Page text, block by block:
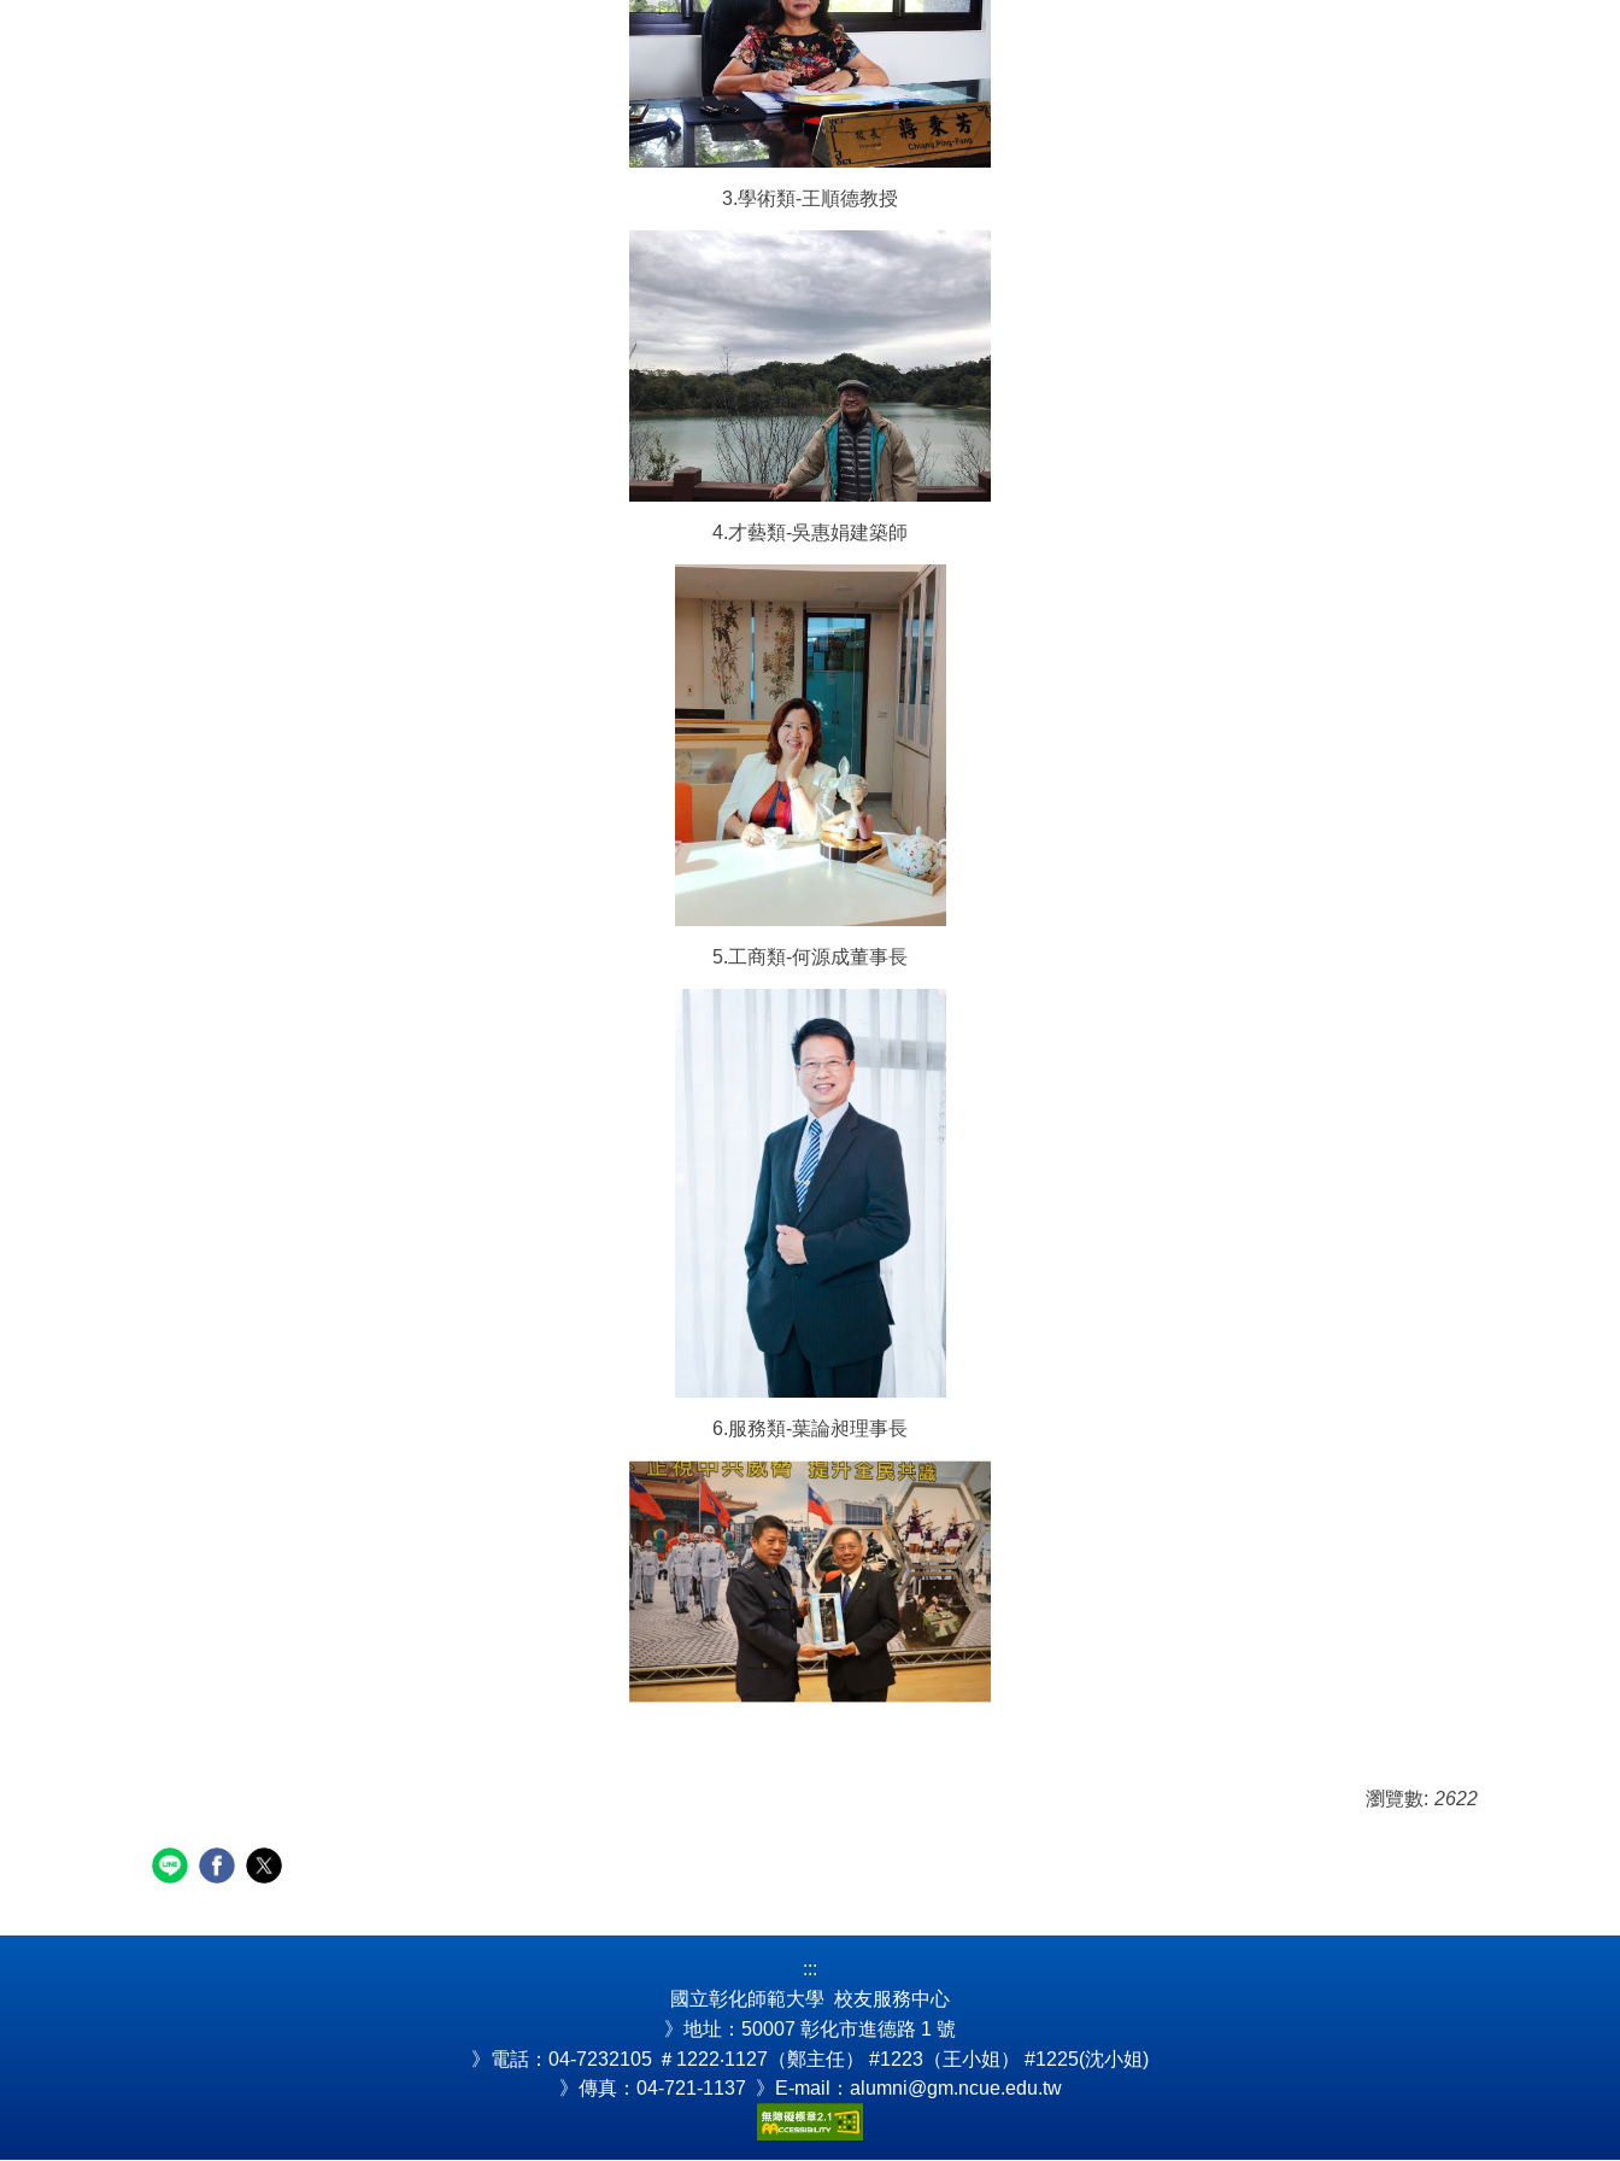
3.學術類-王順德教授
4.才藝類-吳惠娟建築師
5.工商類-何源成董事長
6.服務類-葉論昶理事長
瀏覽數: 2622
:::
國立彰化師範大學 校友服務中心
》地址：50007 彰化市進德路 1 號
》電話：04-7232105 ＃1222‧1127（鄭主任） #1223（王小姐） #1225(沈小姐)
》傳真：04-721-1137 》E-mail：alumni@gm.ncue.edu.tw